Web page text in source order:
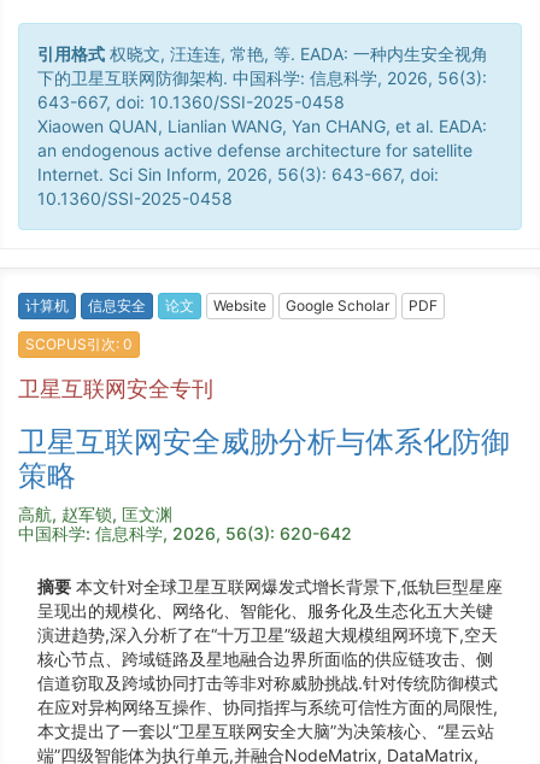
引用格式 权晓文, 汪连连, 常艳, 等. EADA: 一种内生安全视角
下的卫星互联网防御架构. 中国科学: 信息科学, 2026, 56(3):
643-667, doi: 10.1360/SSI-2025-0458
Xiaowen QUAN, Lianlian WANG, Yan CHANG, et al. EADA:
an endogenous active defense architecture for satellite
Internet. Sci Sin Inform, 2026, 56(3): 643-667, doi:
10.1360/SSI-2025-0458
计算机 信息安全 论文 Website Google Scholar PDF
SCOPUS引次: 0
卫星互联网安全专刊
卫星互联网安全威胁分析与体系化防御
策略
高航, 赵军锁, 匡文渊
中国科学: 信息科学, 2026, 56(3): 620-642
摘要 本文针对全球卫星互联网爆发式增长背景下,低轨巨型星座
呈现出的规模化、网络化、智能化、服务化及生态化五大关键
演进趋势,深入分析了在“十万卫星”级超大规模组网环境下,空天
核心节点、跨域链路及星地融合边界所面临的供应链攻击、侧
信道窃取及跨域协同打击等非对称威胁挑战.针对传统防御模式
在应对异构网络互操作、协同指挥与系统可信性方面的局限性,
本文提出了一套以“卫星互联网安全大脑”为决策核心、“星云站
端”四级智能体为执行单元,并融合NodeMatrix, DataMatrix,